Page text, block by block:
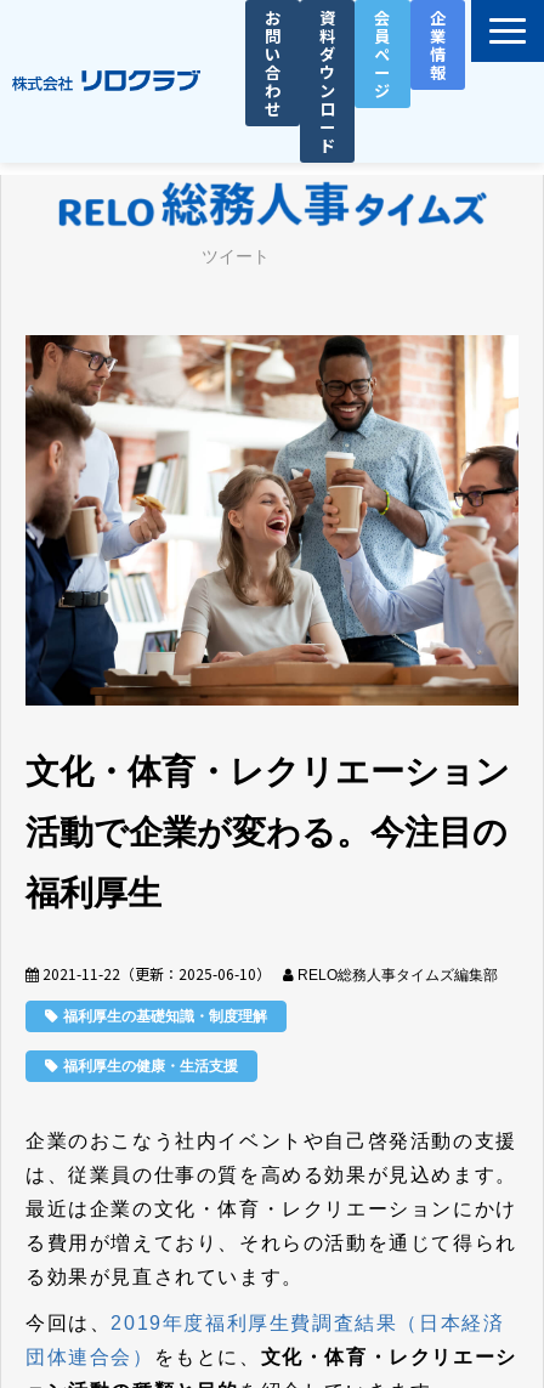
お
問
い
合
わ
せ
資
料
ダ
ウ
ン
ロ
ー
ド
会
員
ペ
ー
ジ
企
業
情
報
選ばれる理由
サービス一覧
お役立ち資料
セミナー
総務人事タイムズ
ツイート
文化・体育・レクリエーション
活動で企業が変わる。今注目の
福利厚生
2021-11-22 （更新： 2025-06-10） RELO総務人事タイムズ編集部
福利厚生の基礎知識・制度理解
福利厚生の健康・生活支援
企業のおこなう社内イベントや自己啓発活動の支援
は、従業員の仕事の質を高める効果が見込めます。
最近は企業の文化・体育・レクリエーションにかけ
る費用が増えており、それらの活動を通じて得られ
る効果が見直されています。
今回は、 2019年度福利厚生費調査結果（日本経済
団体連合会）
をもとに、 文化・体育・レクリエーシ